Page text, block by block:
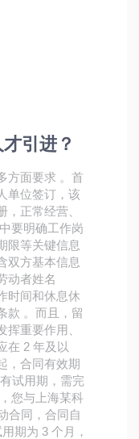
引进？
方面要求 。首
单位签订，该
正常经营、
要明确工作岗
限等关键信息
双方基本信息
动者姓名
时间和休息休
款 。而且，留
重要作用、
在 2 年及以
，合同有效期
试用期，需完
您与上海某科
合同，合同自
期为 3 个月，